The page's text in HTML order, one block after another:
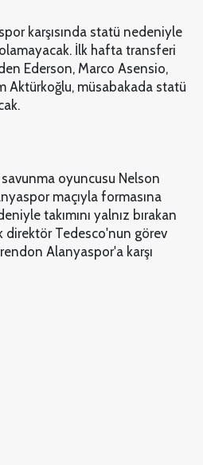
karşısında statü nedeniyle
İlk hafta transferi
Ederson, Marco Asensio,
Aktürkoğlu, müsabakada statü
savunma oyuncusu Nelson
maçıyla formasına
takımını yalnız bırakan
direktör Tedesco'nun görev
Alanyaspor'a karşı